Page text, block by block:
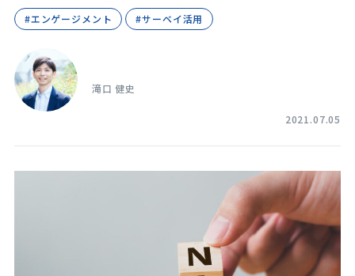
#エンゲージメント #サーベイ活用
滝口 健史
2021.07.05